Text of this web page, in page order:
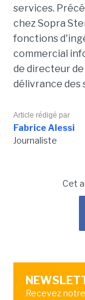
services.
chez Sopra
fonctions
commercial
de directeur
délivrance des
Article rédigé par
Fabrice Alessi
Journaliste
Cet
Recevez